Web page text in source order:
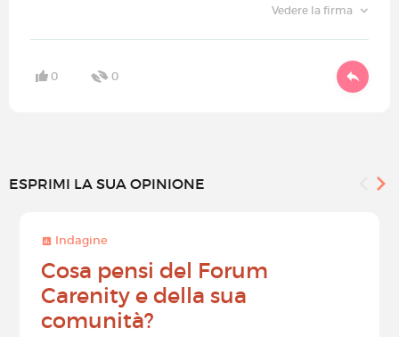
Vedere la firma
0 0
ESPRIMI LA SUA OPINIONE
Indagine
Cosa pensi del Forum
Carenity e della sua
comunità?